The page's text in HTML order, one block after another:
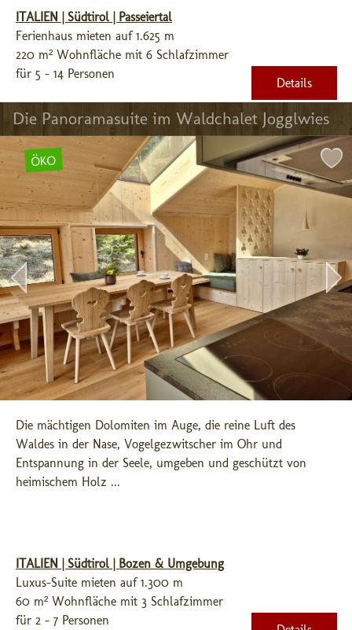
ITALIEN | Südtirol | Passeiertal
Ferienhaus mieten auf 1.625 m
220 m² Wohnfläche mit 6 Schlafzimmer
für 5 - 14 Personen
Details
Die Panoramasuite im Waldchalet Jogglwies
ÖKO
Die mächtigen Dolomiten im Auge, die reine Luft des
Waldes in der Nase, Vogelgezwitscher im Ohr und
Entspannung in der Seele, umgeben und geschützt von
heimischem Holz ...
ITALIEN | Südtirol | Bozen & Umgebung
Luxus-Suite mieten auf 1.300 m
60 m² Wohnfläche mit 3 Schlafzimmer
für 2 - 7 Personen